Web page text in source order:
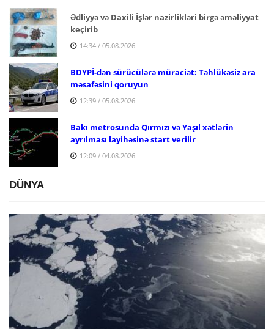
Ədliyyə və Daxili İşlər nazirlikləri birgə əməliyyat
keçirib
14:34 / 05.08.2026
BDYPİ-dən sürücülərə müraciət: Təhlükəsiz ara
məsafəsini qoruyun
12:39 / 05.08.2026
Bakı metrosunda Qırmızı və Yaşıl xətlərin
ayrılması layihəsinə start verilir
12:09 / 04.08.2026
DÜNYA